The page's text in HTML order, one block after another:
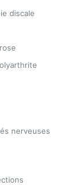
discale
nerveuses